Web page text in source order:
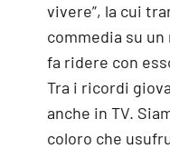
vivere”, la cui
commedia su
fa ridere con
Tra i ricordi
anche in TV.
coloro che